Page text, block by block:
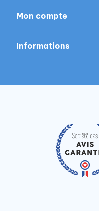
Mon compte
Informations